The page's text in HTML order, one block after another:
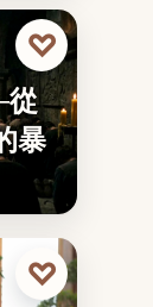
從
暴
♡
♡